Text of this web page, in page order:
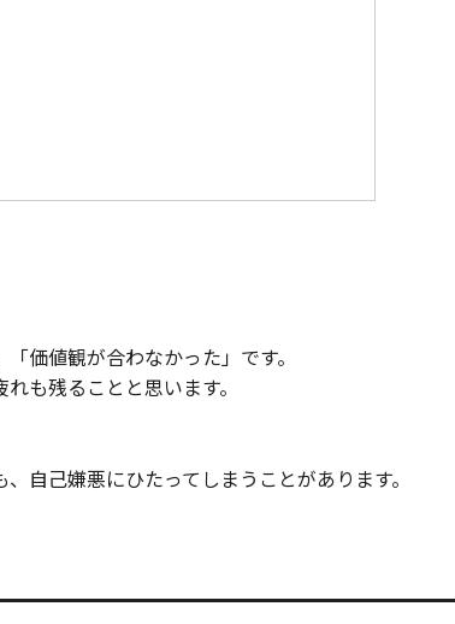
価値観が合わなかった」です。
も残ることと思います。
自己嫌悪にひたってしまうことがあります。